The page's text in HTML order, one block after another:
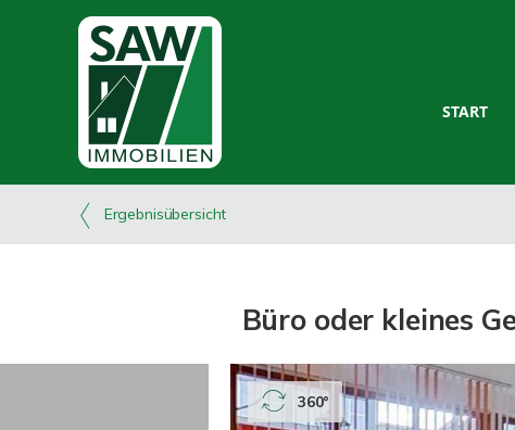
START
Ergebnisübersicht
Büro oder kleines
360°